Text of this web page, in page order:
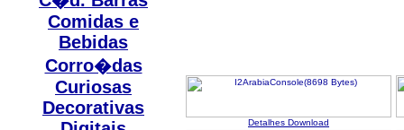
Comidas e
Bebidas
Corro�das
Curiosas
Decorativas
Detalhes Download